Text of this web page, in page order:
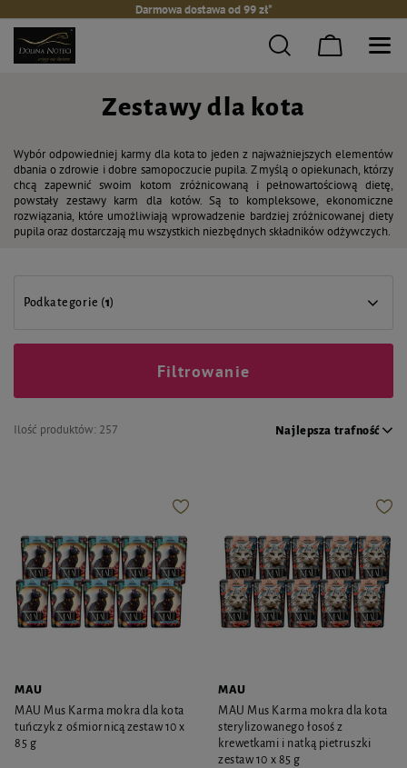
Darmowa dostawa od 99 zł*
Zestawy dla kota
Wybór odpowiedniej karmy dla kota to jeden z najważniejszych elementów
dbania o zdrowie i dobre samopoczucie pupila. Z myślą o opiekunach, którzy
chcą zapewnić swoim kotom zróżnicowaną i pełnowartościową dietę,
powstały zestawy karm dla kotów. Są to kompleksowe, ekonomiczne
rozwiązania, które umożliwiają wprowadzenie bardziej zróżnicowanej diety
pupila oraz dostarczają mu wszystkich niezbędnych składników odżywczych.
Podkategorie (1)
Ilość produktów: 257 Najlepsza trafność
Filtrowanie
MAU
MAU Mus Karma mokra dla kota
tuńczyk z ośmiornicą zestaw 10 x
85 g
MAU
MAU Mus Karma mokra dla kota
sterylizowanego łosoś z
krewetkami i natką pietruszki
zestaw 10 x 85 g